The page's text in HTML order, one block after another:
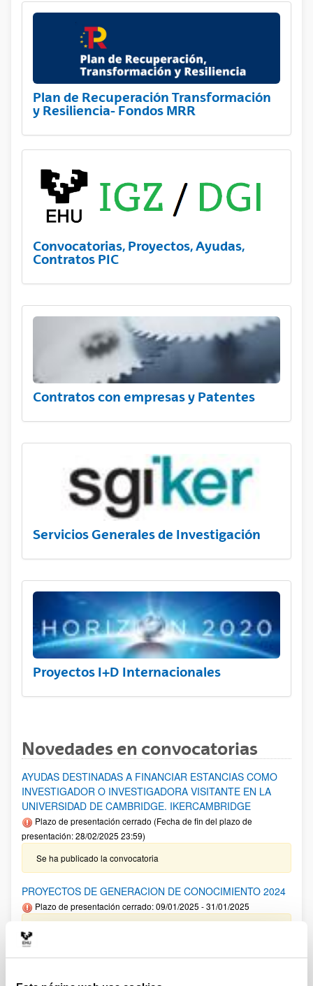
Plan de Recuperación Transformación
y Resiliencia- Fondos MRR
Convocatorias, Proyectos, Ayudas,
Contratos PIC
Contratos con empresas y Patentes
Servicios Generales de Investigación
Proyectos I+D Internacionales
Novedades en convocatorias
AYUDAS DESTINADAS A FINANCIAR ESTANCIAS COMO
INVESTIGADOR O INVESTIGADORA VISITANTE EN LA
UNIVERSIDAD DE CAMBRIDGE. IKERCAMBRIDGE
Plazo de presentación cerrado (Fecha de fin del plazo de
presentación: 28/02/2025 23:59)
Se ha publicado la convocatoria
PROYECTOS DE GENERACION DE CONOCIMIENTO 2024
Plazo de presentación cerrado: 09/01/2025 - 31/01/2025